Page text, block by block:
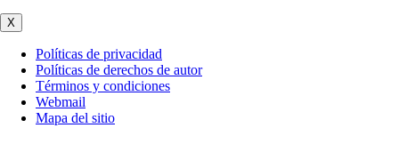
X
Políticas de privacidad
Políticas de derechos de autor
Términos y condiciones
Webmail
Mapa del sitio